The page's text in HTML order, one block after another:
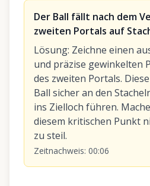
Der Ball fällt nach dem
zweiten Portals auf
Lösung: Zeichne einen
und präzise gewinkelten
des zweiten Portals.
Ball sicher an den
ins Zielloch führen.
diesem kritischen Punkt
zu steil.
Zeitnachweis: 00:06